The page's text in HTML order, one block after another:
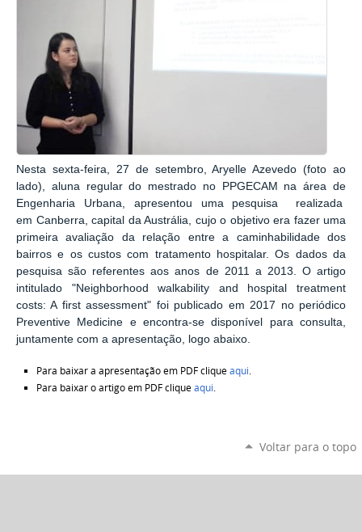
Nesta sexta-feira, 27 de setembro, Aryelle Azevedo (foto ao
lado), aluna regular do mestrado no PPGECAM na área de
Engenharia Urbana, apresentou uma pesquisa realizada
em Canberra, capital da Austrália, cujo o objetivo era fazer uma
primeira avaliação da relação entre a caminhabilidade dos
bairros e os custos com tratamento hospitalar. Os dados da
pesquisa são referentes aos anos de 2011 a 2013. O artigo
intitulado "Neighborhood walkability and hospital treatment
costs: A first assessment" foi publicado em 2017 no periódico
Preventive Medicine e encontra-se disponível para consulta,
juntamente com a apresentação, logo abaixo.
Para baixar a apresentação em PDF cliqueaqui.
Para baixar o artigo em PDF cliqueaqui.
Voltar para o topo